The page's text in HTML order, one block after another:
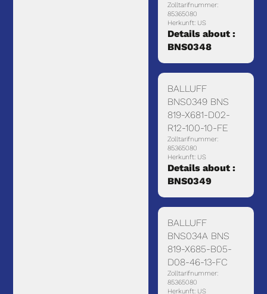
Zolltarifnummer:
85365080
Herkunft: US
Details about :
BNS0348
BALLUFF
BNS0349 BNS
819-X681-D02-
R12-100-10-FE
Zolltarifnummer:
85365080
Herkunft: US
Details about :
BNS0349
BALLUFF
BNS034A BNS
819-X685-B05-
D08-46-13-FC
Zolltarifnummer:
85365080
Herkunft: US